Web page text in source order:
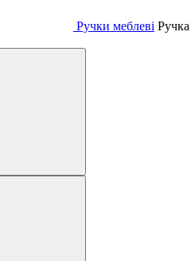
Ручки меблеві Ручка